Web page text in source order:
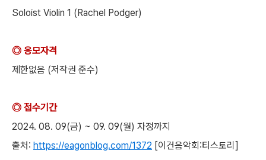
Soloist Violin 1 (Rachel Podger)
◎ 응모자격
제한없음 (저작권 준수)
◎ 접수기간
2024. 08. 09(금) ~ 09. 09(월) 자정까지
출처: https://eagonblog.com/1372 [이건음악회:티스토리]